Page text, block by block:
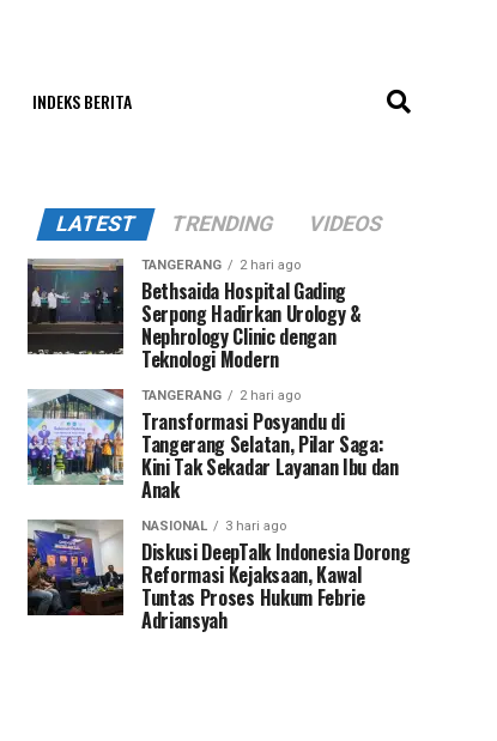
INDEKS BERITA
LATEST TRENDING VIDEOS
TANGERANG 2 hari ago
Bethsaida Hospital Gading
Serpong Hadirkan Urology &
Nephrology Clinic dengan
Teknologi Modern
TANGERANG 2 hari ago
Transformasi Posyandu di
Tangerang Selatan, Pilar Saga:
Kini Tak Sekadar Layanan Ibu dan
Anak
NASIONAL 3 hari ago
Diskusi DeepTalk Indonesia Dorong
Reformasi Kejaksaan, Kawal
Tuntas Proses Hukum Febrie
Adriansyah